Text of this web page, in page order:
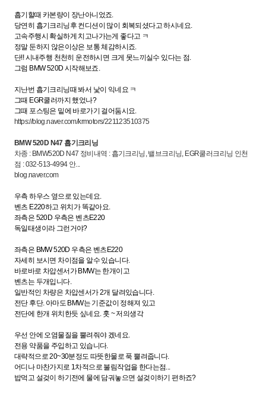
흡기할때 카본량이 장난아니었죠.
당연히 흡기크리닝후 컨디션이 많이 회복되셨다고 하시네요.
고속주행시 확실하게 치고나가는게 좋다고 ㅋ
정말 둔하지 않은이상은 보통 체감하시죠.
단!! 시내주행 천천히 운전하시면 크게 못느끼실수 있다는 점.
그럼 BMW 520D 시작해보죠.
지난번 흡기크리닝때 봐서 낯이 익네요 ㅋ
그때 EGR쿨러까지 했었나?
그때 포스팅은 밑에 바로가기 걸어둠시요.
https://blog.naver.com/krmotors/221123510375
BMW 520D N47 흡기크리닝
차종 : BMW520D N47 정비내역 : 흡기크리닝, 밸브크리닝, EGR쿨러크리닝 인천
점 : 032-513-4994 안...
blog.naver.com
우측 하우스 옆으로 있는데요.
벤츠 E220하고 위치가 똑같아요.
좌측은 520D 우측은 벤츠E220
독일태생이라 그런거야?
좌측은 BMW 520D 우측은 벤츠E220
자세히 보시면 차이점을 알수 있습니다.
바로바로 차압센서가 BMW는 한개이고
벤츠는 두개입니다.
일반적인 차량은 차압센서가 2개 달려있습니다.
전단 후단. 아마도 BMW는 기준값이 정해져 있고
전단에 한개 위치한듯 싶네요. 훗 ~ 저의생각
우선 안에 오염물질을 뿔려줘야 겠네요.
전용 약품을 주입하고 있습니다.
대략적으로 20~30분정도 따뜻한물로 푹 뿔려줍니다.
어디나 마찬가지로 1차적으로 불림작업을 한다는점...
밥먹고 설겆이 하기전에 물에 담궈놓으면 설겆이하기 편하죠?